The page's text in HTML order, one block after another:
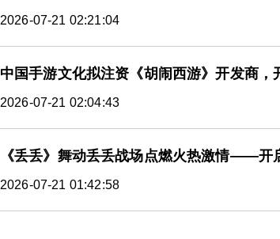
2026-07-21 02:21:04
中国手游文化拟注资《胡闹西游》开发商，
2026-07-21 02:04:43
《丢丢》舞动丢丢战场点燃火热激情——开
2026-07-21 01:42:58